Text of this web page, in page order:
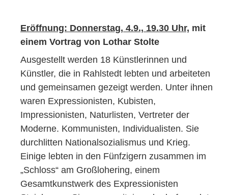
Eröffnung: Donnerstag, 4.9., 19.30 Uhr, mit
einem Vortrag von Lothar Stolte
Ausgestellt werden 18 Künstlerinnen und
Künstler, die in Rahlstedt lebten und arbeiteten
und gemeinsamen gezeigt werden. Unter ihnen
waren Expressionisten, Kubisten,
Impressionisten, Naturlisten, Vertreter der
Moderne. Kommunisten, Individualisten. Sie
durchlitten Nationalsozialismus und Krieg.
Einige lebten in den Fünfzigern zusammen im
„Schloss“ am Großlohering, einem
Gesamtkunstwerk des Expressionisten